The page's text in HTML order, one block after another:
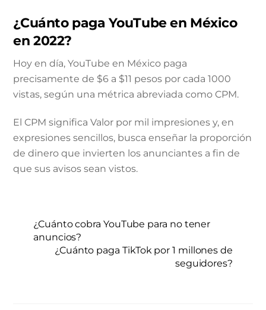
¿Cuánto paga YouTube en México
en 2022?
Hoy en día, YouTube en México paga
precisamente de $6 a $11 pesos por cada 1000
vistas, según una métrica abreviada como CPM.
El CPM significa Valor por mil impresiones y, en
expresiones sencillos, busca enseñar la proporción
de dinero que invierten los anunciantes a fin de
que sus avisos sean vistos.
¿Cuánto cobra YouTube para no tener
anuncios?
¿Cuánto paga TikTok por 1 millones de
seguidores?